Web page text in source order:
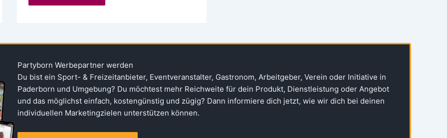
Gutschein
Partyborn Werbepartner werden
Du bist ein Sport- & Freizeitanbieter, Eventveranstalter, Gastronom, Arbeitgeber, Verein oder Initiative in
Paderborn und Umgebung? Du möchtest mehr Reichweite für dein Produkt, Dienstleistung oder Angebot
und das möglichst einfach, kostengünstig und zügig? Dann informiere dich jetzt, wie wir dich bei deinen
individuellen Marketingzielen unterstützen können.